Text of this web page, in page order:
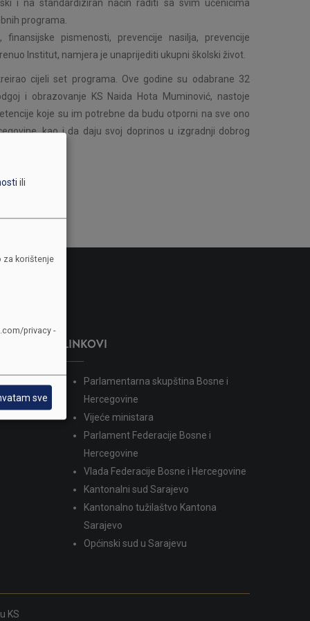
i na standardiziran način raditi sa svim učenicima
programa.
pismenosti, prevencije nasilja, prevencije
Institut, namjera je unaprijediti ukupni školski život.
cijeli set programa. Ove godine su odabrane 32
i obrazovanje KS Naida Hota Muminović, nastoje
koje su im potrebne da budu otporni na sve ono
kao i da daju svoj doprinos u izgradnji dobrog
LINKOVI
Parlamentarna skupština Bosne i
Hercegovine
Vijeće ministara
Parlament Federacije Bosne i
Hercegovine
Vlada Federacije Bosne i Hercegovine
Kantonalni sud Sarajevo
Kantonalno tužilaštvo Kantona
Sarajevo
Općinski sud u Sarajevu
KS
ili
za korištenje
privacy -
sve